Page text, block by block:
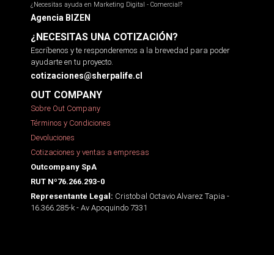
¿Necesitas ayuda en Marketing Digital - Comercial?
Agencia BIZEN
¿NECESITAS UNA COTIZACIÓN?
Escríbenos y te responderemos a la brevedad para poder
ayudarte en tu proyecto.
cotizaciones@sherpalife.cl
OUT COMPANY
Sobre Out Company
Términos y Condiciones
Devoluciones
Cotizaciones y ventas a empresas
Outcompany SpA
RUT Nº76.266.293-0
Representante Legal: Cristobal Octavio Alvarez Tapia -
16.366.285-k - Av Apoquindo 7331